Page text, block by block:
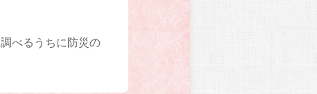
べるうちに防災の